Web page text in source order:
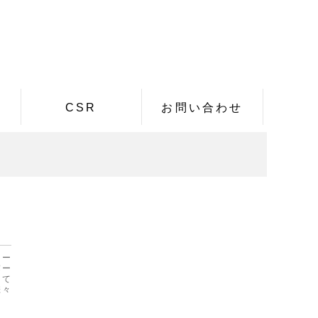
CSR お問い合わせ